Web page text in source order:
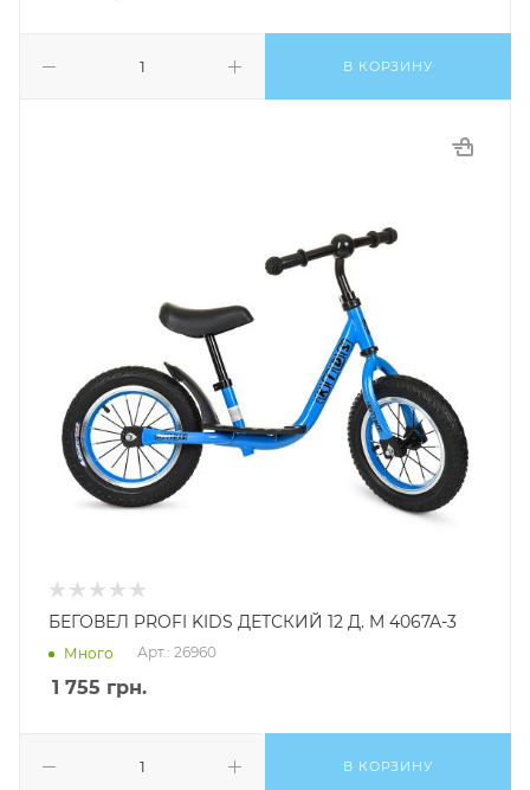
В КОРЗИНУ
БЕГОВЕЛ PROFI KIDS ДЕТСКИЙ 12 Д. M 4067A-3
Много Арт.: 26960
1 755 грн.
В КОРЗИНУ